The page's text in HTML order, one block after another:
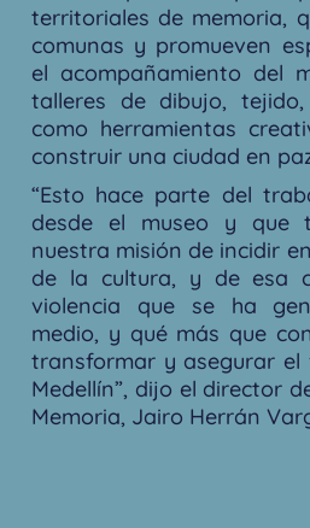
territoriales de memoria,
comunas y promueven
el acompañamiento del
talleres de dibujo,
como herramientas
construir una ciudad en
“Esto hace parte del
desde el museo y que
nuestra misión de incidir
de la cultura, y de esa
violencia que se ha
medio, y qué más que
transformar y asegurar
Medellín”, dijo el director
Memoria, Jairo Herrán